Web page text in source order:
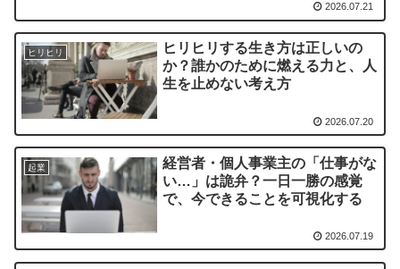
2026.07.21
ヒリヒリ
ヒリヒリする生き方は正しいの
か？誰かのために燃える力と、人
生を止めない考え方
2026.07.20
起業
経営者・個人事業主の「仕事がな
い…」は詭弁？一日一勝の感覚
で、今できることを可視化する
2026.07.19